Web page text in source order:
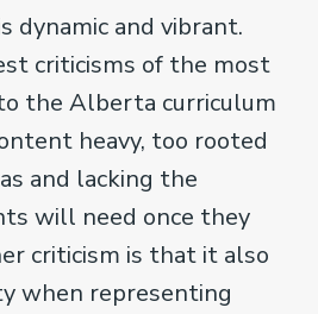
dynamic and vibrant.
criticisms of the most
the Alberta curriculum
heavy, too rooted
and lacking the
will need once they
criticism is that it also
when representing